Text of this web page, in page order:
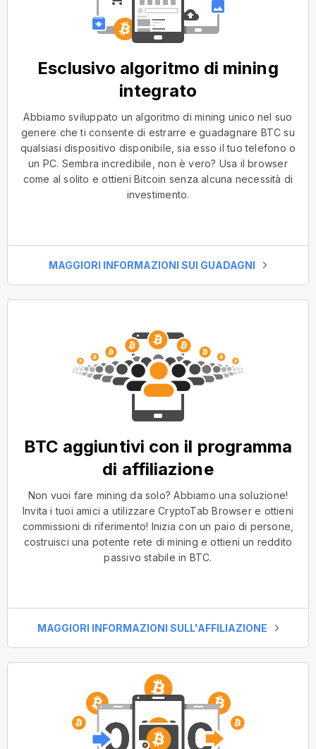
Esclusivo algoritmo di mining
integrato
Abbiamo sviluppato un algoritmo di mining unico nel suo
genere che ti consente di estrarre e guadagnare BTC su
qualsiasi dispositivo disponibile, sia esso il tuo telefono o
un PC. Sembra incredibile, non è vero? Usa il browser
come al solito e ottieni Bitcoin senza alcuna necessità di
investimento.
MAGGIORI INFORMAZIONI SUI GUADAGNI
BTC aggiuntivi con il programma
di affiliazione
Non vuoi fare mining da solo? Abbiamo una soluzione!
Invita i tuoi amici a utilizzare CryptoTab Browser e ottieni
commissioni di riferimento! Inizia con un paio di persone,
costruisci una potente rete di mining e ottieni un reddito
passivo stabile in BTC.
MAGGIORI INFORMAZIONI SULL'AFFILIAZIONE